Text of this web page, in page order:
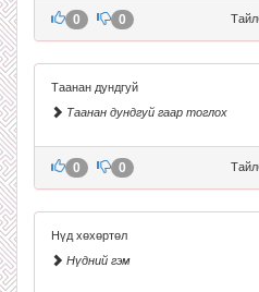
0 0
Таанан дундгуй
Таанан дундгуй гаар тоглох
0 0
Нүд хөхөртөл
Нүдний гэм